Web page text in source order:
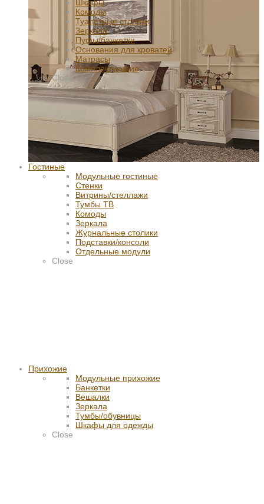
Шкафы
Комоды
Туалетные столики
Зеркала
Пуфы/банкетки
Основания для кроватей
Матрасы
Комплектующие
Close
Гостиные
Модульные гостиные
Стенки
Витрины/стеллажи
Тумбы ТВ
Комоды
Зеркала
Журнальные столики
Подставки/консоли
Отдельные модули
Close
Прихожие
Модульные прихожие
Банкетки
Вешалки
Зеркала
Тумбы/обувницы
Шкафы для одежды
Close